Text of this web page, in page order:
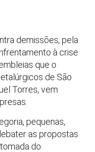
demissões, pela
à crise
que o
de São
Torres, vem
pequenas,
as propostas
do